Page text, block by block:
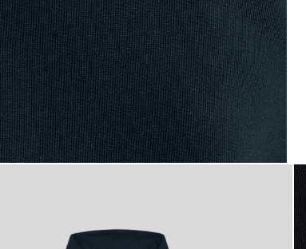
coton Loopback à fermeture éclair intégrale,
Homme portant un sweat à